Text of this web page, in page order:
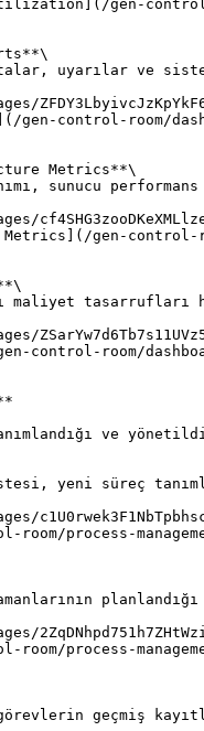
gen-
gen-control-room/
Metrics**\
gen-control-
control-room/
ve
room/process-
room/process-